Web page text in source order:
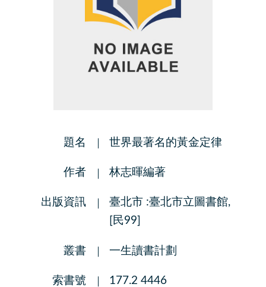
題名 世界最著名的黃金定律
作者 林志暉編著
出版資訊
臺北市 :臺北市立圖書館,
[民99]
叢書 一生讀書計劃
索書號 177.2 4446